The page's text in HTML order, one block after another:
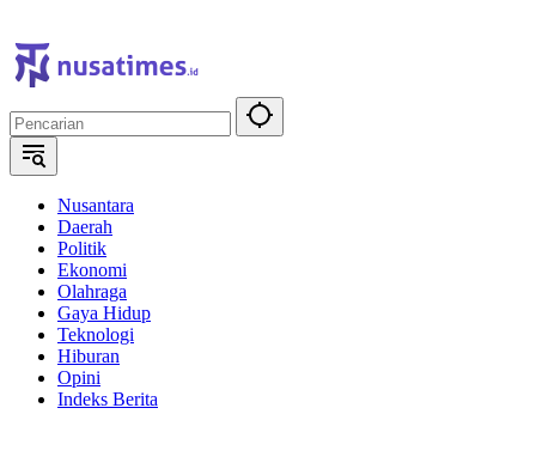
Nusantara
Daerah
Politik
Ekonomi
Olahraga
Gaya Hidup
Teknologi
Hiburan
Opini
Indeks Berita